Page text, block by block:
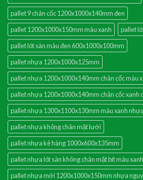
pallet 9 chân cốc 1200x1000x140mm đen
pallet 1200x1000x150mm màu xanh
pallet
pallet lót sàn màu đen 600x1000x100mm
pallet nhựa 1200x1000x125mm
pallet nhựa 1200x1000x140mm chân cốc màu
pallet nhựa 1200x1000x140mm chân cốc xanh
pallet nhựa 1300x1100x130mm màu xanh
pallet nhựa không chân mặt lưới
pallet nhựa kê hàng 1000x600x135mm
pallet nhựa lót sàn không chân mặt bít màu
pallet nhựa mới 1200x1000x150mm nhựa